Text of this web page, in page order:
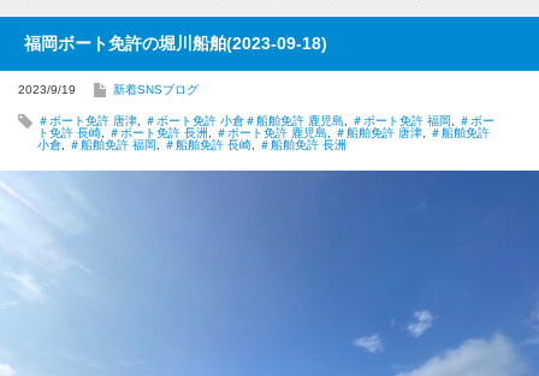
福岡ボート免許の堀川船舶(2023-09-18)
2023/9/19 新着SNSブログ
＃ボート免許 唐津 ＃ボート免許 小倉＃船舶免許 鹿児島 ＃ボート免許 福岡
＃ボー
ト免許 長崎
＃ボート免許 長洲 ＃ボート免許 鹿児島 ＃船舶免許 唐津
＃船舶免許
小倉
＃船舶免許 福岡 ＃船舶免許 長崎 ＃船舶免許 長洲